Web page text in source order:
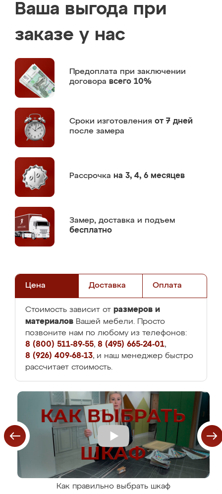
Ваша выгода при
заказе у нас
Предоплата при заключении
договора всего 10%
Сроки изготовления от 7 дней
после замера
Рассрочка на 3, 4, 6 месяцев
Замер, доставка и подъем
бесплатно
Цена Доставка Оплата
Стоимость зависит от размеров и
материалов Вашей мебели. Просто
позвоните нам по любому из телефонов:
8 (800) 511-89-55, 8 (495) 665-24-01,
8 (926) 409-68-13, и наш менеджер быстро
рассчитает стоимость.
Как правильно выбрать шкаф